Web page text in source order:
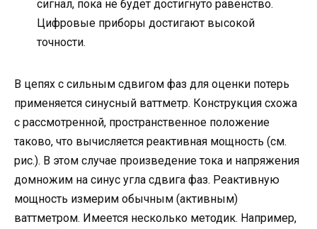
сигнал, пока не будет достигнуто равенство.
Цифровые приборы достигают высокой
точности.
В цепях с сильным сдвигом фаз для оценки потерь
применяется синусный ваттметр. Конструкция схожа
с рассмотренной, пространственное положение
таково, что вычисляется реактивная мощность (см.
рис.). В этом случае произведение тока и напряжения
домножим на синус угла сдвига фаз. Реактивную
мощность измерим обычным (активным)
ваттметром. Имеется несколько методик. Например,